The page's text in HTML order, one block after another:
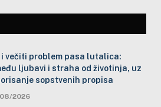
i večiti problem pasa lutalica:
ljubavi i straha od životinja, uz
sopstvenih propisa
2026